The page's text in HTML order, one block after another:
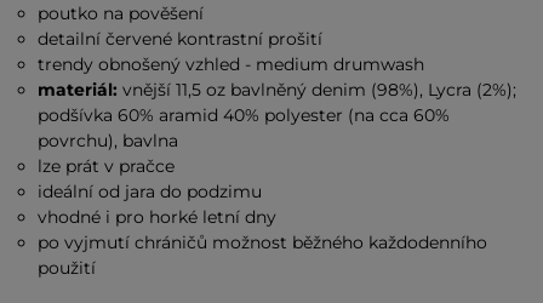
poutko na pověšení
detailní červené kontrastní prošití
trendy obnošený vzhled - medium drumwash
materiál: vnější 11,5 oz bavlněný denim (98%), Lycra (2%);
podšívka 60% aramid 40% polyester (na cca 60%
povrchu), bavlna
lze prát v pračce
ideální od jara do podzimu
vhodné i pro horké letní dny
po vyjmutí chráničů možnost běžného každodenního
použití